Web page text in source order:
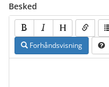
Besked
Forhåndsvisning